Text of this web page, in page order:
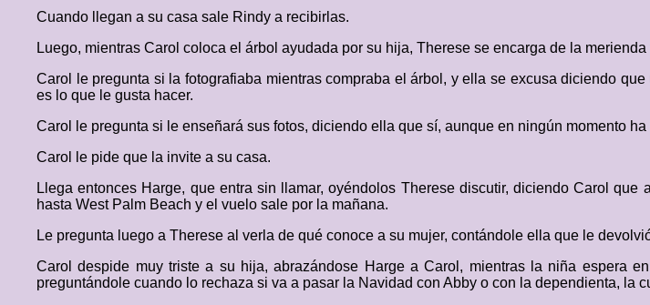
Cuando llegan a su casa sale Rindy a recibirlas.
Luego, mientras Carol coloca el árbol ayudada por su hija, Therese se encarga de la
Carol le pregunta si la fotografiaba mientras compraba el árbol, y ella se excusa diciendo
es lo que le gusta hacer.
Carol le pregunta si le enseñará sus fotos, diciendo ella que sí, aunque en ningún momento
Carol le pide que la invite a su casa.
Llega entonces Harge, que entra sin llamar, oyéndolos Therese discutir, diciendo Carol
hasta West Palm Beach y el vuelo sale por la mañana.
Le pregunta luego a Therese al verla de qué conoce a su mujer, contándole ella que le
Carol despide muy triste a su hija, abrazándose Harge a Carol, mientras la niña espera
preguntándole cuando lo rechaza si va a pasar la Navidad con Abby o con la dependienta, la